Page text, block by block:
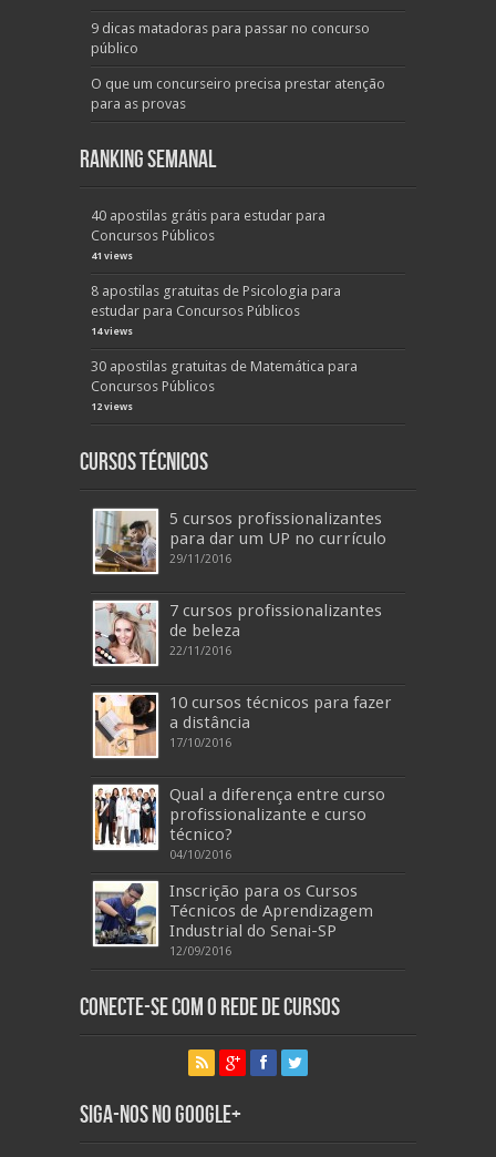
9 dicas matadoras para passar no concurso
público
O que um concurseiro precisa prestar atenção
para as provas
Ranking Semanal
40 apostilas grátis para estudar para
Concursos Públicos
41 views
8 apostilas gratuitas de Psicologia para
estudar para Concursos Públicos
14 views
30 apostilas gratuitas de Matemática para
Concursos Públicos
12 views
Cursos Técnicos
5 cursos profissionalizantes
para dar um UP no currículo
29/11/2016
7 cursos profissionalizantes
de beleza
22/11/2016
10 cursos técnicos para fazer
a distância
17/10/2016
Qual a diferença entre curso
profissionalizante e curso
técnico?
04/10/2016
Inscrição para os Cursos
Técnicos de Aprendizagem
Industrial do Senai-SP
12/09/2016
Conecte-se com o Rede de Cursos
Siga-nos no Google+